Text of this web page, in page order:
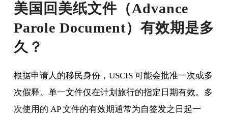
美国回美纸文件（Advance
Parole Document）有效期是多
久？
根据申请人的移民身份，USCIS 可能会批准一次或多
次假释。单一文件仅在计划旅行的指定日期有效。多
次使用的 AP 文件的有效期通常为自签发之日起一